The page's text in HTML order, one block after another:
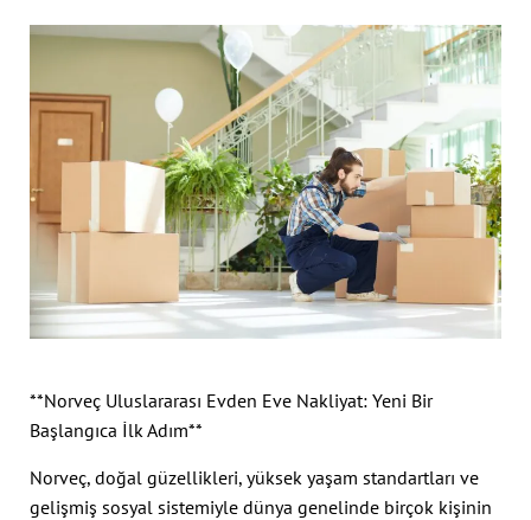
**Norveç Uluslararası Evden Eve Nakliyat: Yeni Bir
Başlangıca İlk Adım**
Norveç, doğal güzellikleri, yüksek yaşam standartları ve
gelişmiş sosyal sistemiyle dünya genelinde birçok kişinin